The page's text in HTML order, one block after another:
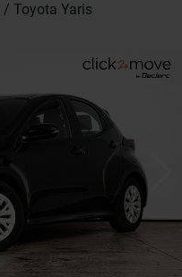
Toyota Yaris